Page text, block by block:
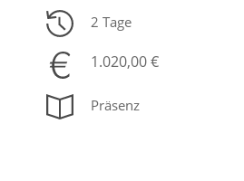
2 Tage
1.020,00 €
Präsenz